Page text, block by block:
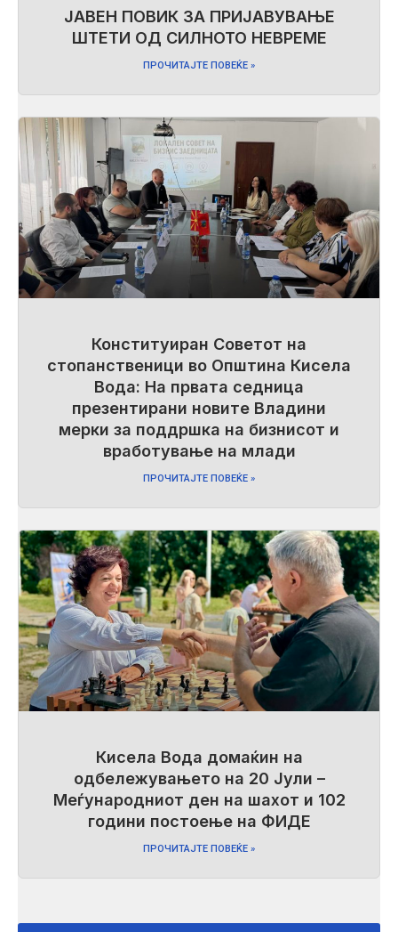
ЈАВЕН ПОВИК ЗА ПРИЈАВУВАЊЕ
ШТЕТИ ОД СИЛНОТО НЕВРЕМЕ
ПРОЧИТАЈТЕ ПОВЕЌЕ »
Конституиран Советот на
стопанственици во Општина Кисела
Вода: На првата седница
презентирани новите Владини
мерки за поддршка на бизнисот и
вработување на млади
ПРОЧИТАЈТЕ ПОВЕЌЕ »
Кисела Вода домаќин на
одбележувањето на 20 Јули –
Меѓународниот ден на шахот и 102
години постоење на ФИДЕ
ПРОЧИТАЈТЕ ПОВЕЌЕ »